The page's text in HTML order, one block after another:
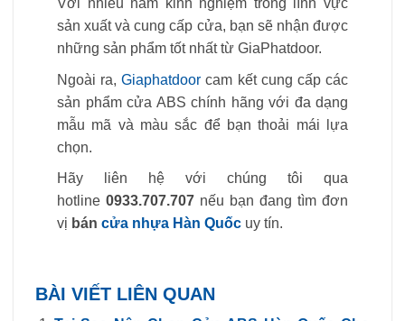
Với nhiều năm kinh nghiệm trong lĩnh vực
sản xuất và cung cấp cửa, bạn sẽ nhận được
những sản phẩm tốt nhất từ GiaPhatdoor.
Ngoài ra,Giaphatdoor cam kết cung cấp các
sản phẩm cửa ABS chính hãng với đa dạng
mẫu mã và màu sắc để bạn thoải mái lựa
chọn.
Hãy liên hệ với chúng tôi qua
hotline 0933.707.707 nếu bạn đang tìm đơn
vị bán cửa nhựa Hàn Quốc uy tín.
BÀI VIẾT LIÊN QUAN